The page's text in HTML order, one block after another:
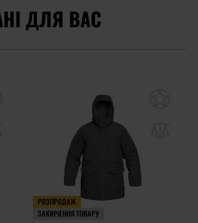
ДЛЯ ВАС
РОЗПРОДАЖ
ЗАКІНЧЕННЯ ТОВАРУ